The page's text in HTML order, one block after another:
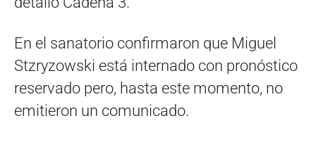
En el sanatorio confirmaron que Miguel
Stzryzowski está internado con pronóstico
reservado pero, hasta este momento, no
emitieron un comunicado.